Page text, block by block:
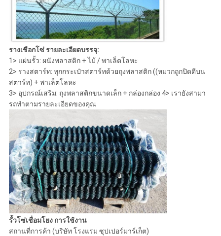
รางเชือกโซ่ รายละเอียดบรรจุ:
1> แผ่นรั้ว: ผนังพลาสติก + ไม้ / พาเล็ตโลหะ
2> รางสตาร์ท: ทุกกระเป๋าสตาร์ทด้วยถุงพลาสติก ((หมวกถูกปิดดีบน
สตาร์ท) + พาเล็ตโลหะ
3> อุปกรณ์เสริม: ถุงพลาสติกขนาดเล็ก + กล่องกล่อง 4> เรายังสามา
รถทําตามรายละเอียดของคุณ
รั้วโซ่เชื่อมโยง การใช้งาน
สถานที่การค้า (บริษัท โรงแรม ซุปเปอร์มาร์เก็ต)